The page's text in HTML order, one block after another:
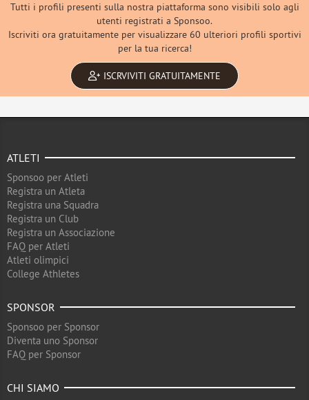
Tutti i profili presenti sulla nostra piattaforma sono visibili solo agli
utenti registrati a Sponsoo.
Iscriviti ora gratuitamente per visualizzare 60 ulteriori profili sportivi
per la tua ricerca!
ISCRVIVITI GRATUITAMENTE
ATLETI
Sponsoo per Atleti
Registra un Atleta
Registra una Squadra
Registra un Club
Registra un Associazione
FAQ per Atleti
Atleti olimpici
College Athletes
SPONSOR
Sponsoo per Sponsor
Diventa uno Sponsor
FAQ per Sponsor
CHI SIAMO